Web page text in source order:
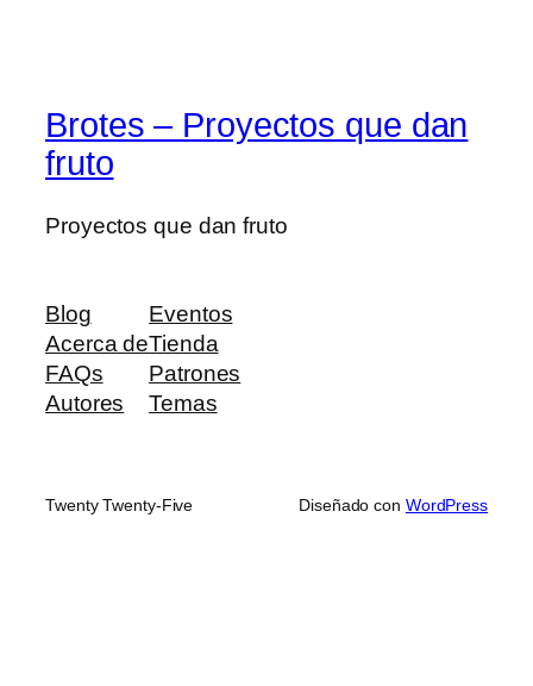
Brotes – Proyectos que dan
fruto
Proyectos que dan fruto
Blog
Acerca de
FAQs
Autores
Eventos
Tienda
Patrones
Temas
Twenty Twenty-Five Diseñado con WordPress